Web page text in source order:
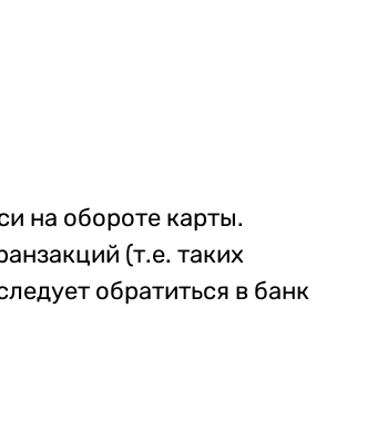
на обороте карты.
(т.е. таких
обратиться в банк